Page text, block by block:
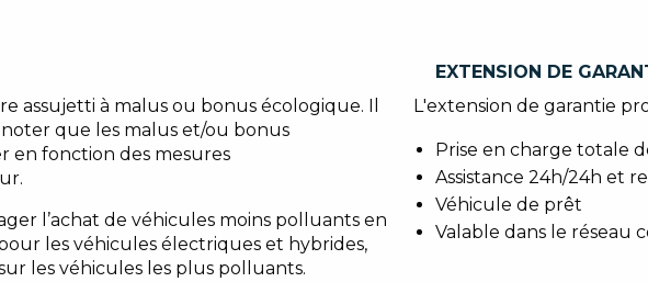
assujetti à malus ou bonus écologique. Il
que les malus et/ou bonus
en fonction des mesures
l’achat de véhicules moins polluants en
les véhicules électriques et hybrides,
les véhicules les plus polluants.
EXTENSION DE
L'extension de garantie
Prise en charge totale
Assistance 24h/24h et
Véhicule de prêt
Valable dans le réseau